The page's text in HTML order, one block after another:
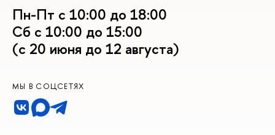
Пн-Пт с 10:00 до 18:00
Сб с 10:00 до 15:00
(с 20 июня до 12 августа)
МЫ В СОЦСЕТЯХ